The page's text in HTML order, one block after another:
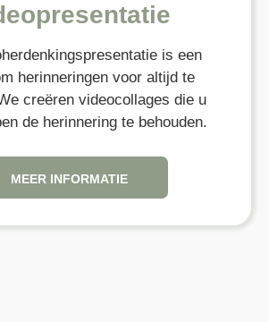
is een
herinneringen voor altijd te
creëren videocollages die u
de herinnering te behouden.
MEER INFORMATIE